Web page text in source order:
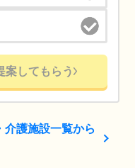
案してもらう
護施設一覧から